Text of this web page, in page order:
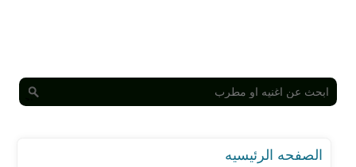
قسم اغاني مصرية